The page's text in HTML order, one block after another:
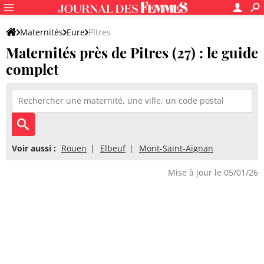
Maternités Eure Pîtres
Maternités près de Pitres (27) : le guide
complet
Voir aussi : Rouen Elbeuf Mont-Saint-Aignan
Mise à jour le 05/01/26